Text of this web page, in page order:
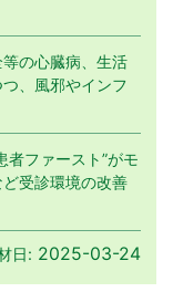
の心臓病、生活
、風邪やインフ
者ファースト”がモ
受診環境の改善
日: 2025-03-24